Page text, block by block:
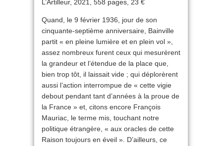
L’Artilleur, 2021, 558 pages, 23 €
Quand, le 9 février 1936, jour de son
cinquante-septième anniversaire, Bainville
partit « en pleine lumière et en plein vol »,
assez nombreux furent ceux qui mesurèrent
la grandeur et l’étendue de la place que,
bien trop tôt, il laissait vide ; qui déplorèrent
aussi l’action interrompue de « cette vigie
debout pendant tant d’années à la proue de
la France » et, citons encore François
Mauriac, le terme mis, touchant notre
politique étrangère, « aux oracles de cette
Raison toujours en éveil ». D’ailleurs, ce